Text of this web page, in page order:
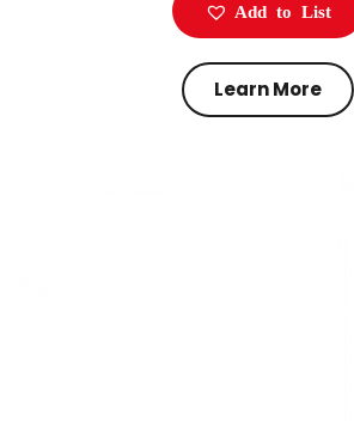
Add to List
Learn More